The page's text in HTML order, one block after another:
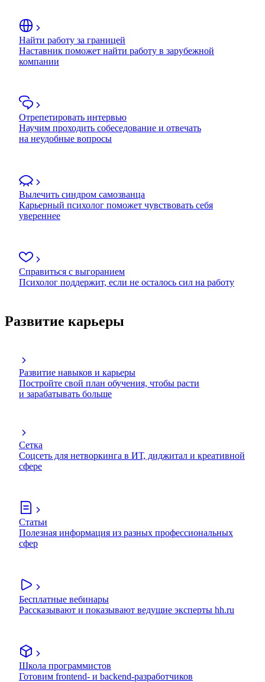
Найти работу за границей
Наставник поможет найти работу в зарубежной
компании
Отрепетировать интервью
Научим проходить собеседование и отвечать
на неудобные вопросы
Вылечить синдром самозванца
Карьерный психолог поможет чувствовать себя
увереннее
Справиться с выгоранием
Психолог поддержит, если не осталось сил на работу
Развитие карьеры
Развитие навыков и карьеры
Постройте свой план обучения, чтобы расти
и зарабатывать больше
Сетка
Соцсеть для нетворкинга в ИТ, диджитал и креативной
сфере
Статьи
Полезная информация из разных профессиональных
сфер
Бесплатные вебинары
Рассказывают и показывают ведущие эксперты hh.ru
Школа программистов
Готовим frontend- и backend-разработчиков